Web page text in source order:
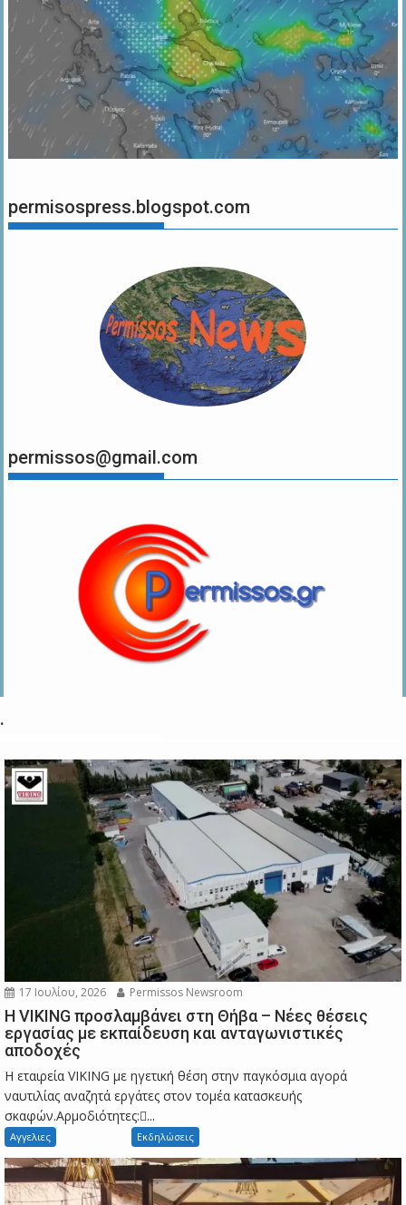
permisospress.blogspot.com
permissos@gmail.com
.
17 Ιουλίου, 2026 Permissos Newsroom
Η VIKING προσλαμβάνει στη Θήβα – Νέες θέσεις
εργασίας με εκπαίδευση και ανταγωνιστικές
αποδοχές
Η εταιρεία VIKING με ηγετική θέση στην παγκόσμια αγορά
ναυτιλίας αναζητά εργάτες στον τομέα κατασκευής
σκαφών.Αρμοδιότητες:...
Αγγελιες Εκδηλώσεις